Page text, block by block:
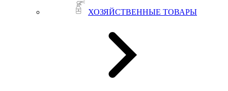
ХОЗЯЙСТВЕННЫЕ ТОВАРЫ